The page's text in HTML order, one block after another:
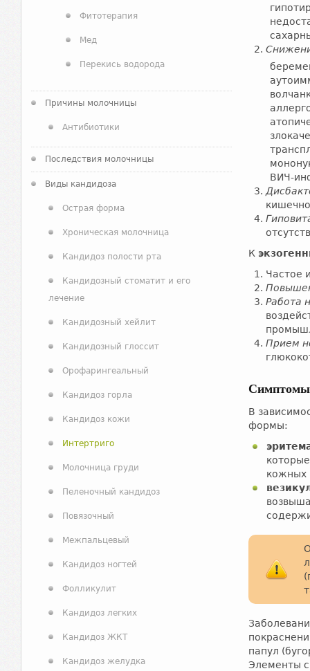
Фитотерапия
Мед
Перекись водорода
Причины молочницы
Антибиотики
Последствия молочницы
Виды кандидоза
Острая форма
Хроническая молочница
Кандидоз полости рта
Кандидозный стоматит и его
лечение
Кандидозный хейлит
Кандидозный глоссит
Орофарингеальный
Кандидоз горла
Кандидоз кожи
Интертриго
Молочница груди
Пеленочный кандидоз
Повязочный
Межпальцевый
Кандидоз ногтей
Фолликулит
Кандидоз легких
Кандидоз ЖКТ
Кандидоз желудка
ВИЧ-
К
Частое
Работа
Прием
Симптомы
В
формы:
кожных
папул
Элементы